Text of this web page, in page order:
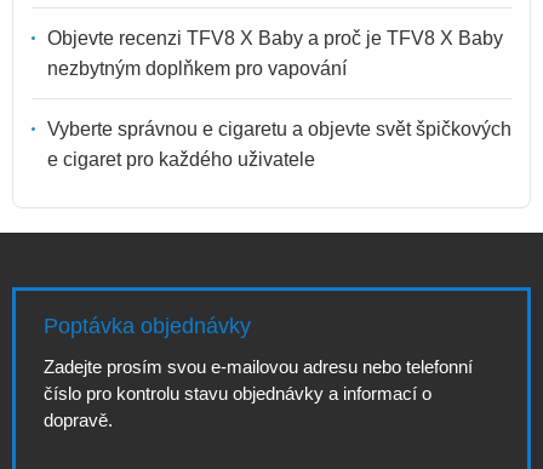
Objevte recenzi TFV8 X Baby a proč je TFV8 X Baby
nezbytným doplňkem pro vapování
Vyberte správnou e cigaretu a objevte svět špičkových
e cigaret pro každého uživatele
Poptávka objednávky
Zadejte prosím svou e-mailovou adresu nebo telefonní
číslo pro kontrolu stavu objednávky a informací o
dopravě.